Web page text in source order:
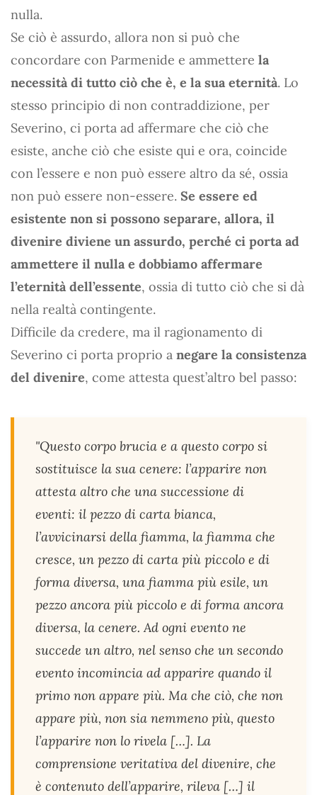
nulla.
Se ciò è assurdo, allora non si può che
concordare con Parmenide e ammettere la
necessità di tutto ciò che è, e la sua eternità. Lo
stesso principio di non contraddizione, per
Severino, ci porta ad affermare che ciò che
esiste, anche ciò che esiste qui e ora, coincide
con l’essere e non può essere altro da sé, ossia
non può essere non-essere. Se essere ed
esistente non si possono separare, allora, il
divenire diviene un assurdo, perché ci porta ad
ammettere il nulla e dobbiamo affermare
l’eternità dell’essente, ossia di tutto ciò che si dà
nella realtà contingente.
Difficile da credere, ma il ragionamento di
Severino ci porta proprio a negare la consistenza
del divenire, come attesta quest’altro bel passo:
"Questo corpo brucia e a questo corpo si
sostituisce la sua cenere: l’apparire non
attesta altro che una successione di
eventi: il pezzo di carta bianca,
l’avvicinarsi della fiamma, la fiamma che
cresce, un pezzo di carta più piccolo e di
forma diversa, una fiamma più esile, un
pezzo ancora più piccolo e di forma ancora
diversa, la cenere. Ad ogni evento ne
succede un altro, nel senso che un secondo
evento incomincia ad apparire quando il
primo non appare più. Ma che ciò, che non
appare più, non sia nemmeno più, questo
l’apparire non lo rivela […]. La
comprensione veritativa del divenire, che
è contenuto dell’apparire, rileva […] il